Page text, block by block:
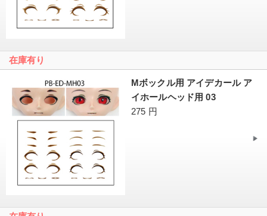
在庫有り
Mボックル用 アイデカール ア
イホールヘッド用 03
275 円